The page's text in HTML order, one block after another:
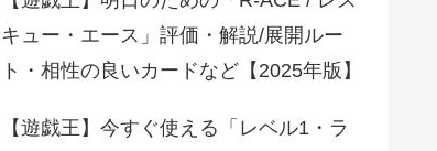
キュー・エース」評価・解説/展開ルー
ト・相性の良いカードなど【2025年版】
【遊戯王】今すぐ使える「レベル1・ラ